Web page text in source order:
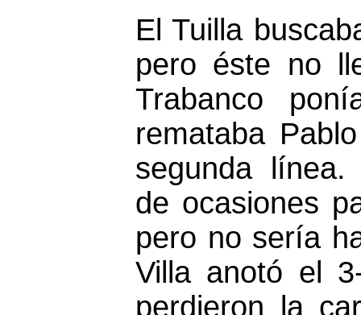
El Tuilla
pero éste no
Trabanco
remataba
segunda línea.
de ocasiones
pero no sería
Villa anotó el
perdieron la